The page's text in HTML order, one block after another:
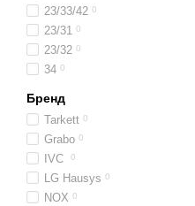
23/33/42 0
23/31 0
23/32 0
34 0
Бренд
Tarkett 0
Grabo 0
IVC 0
LG Hausys 0
NOX 0